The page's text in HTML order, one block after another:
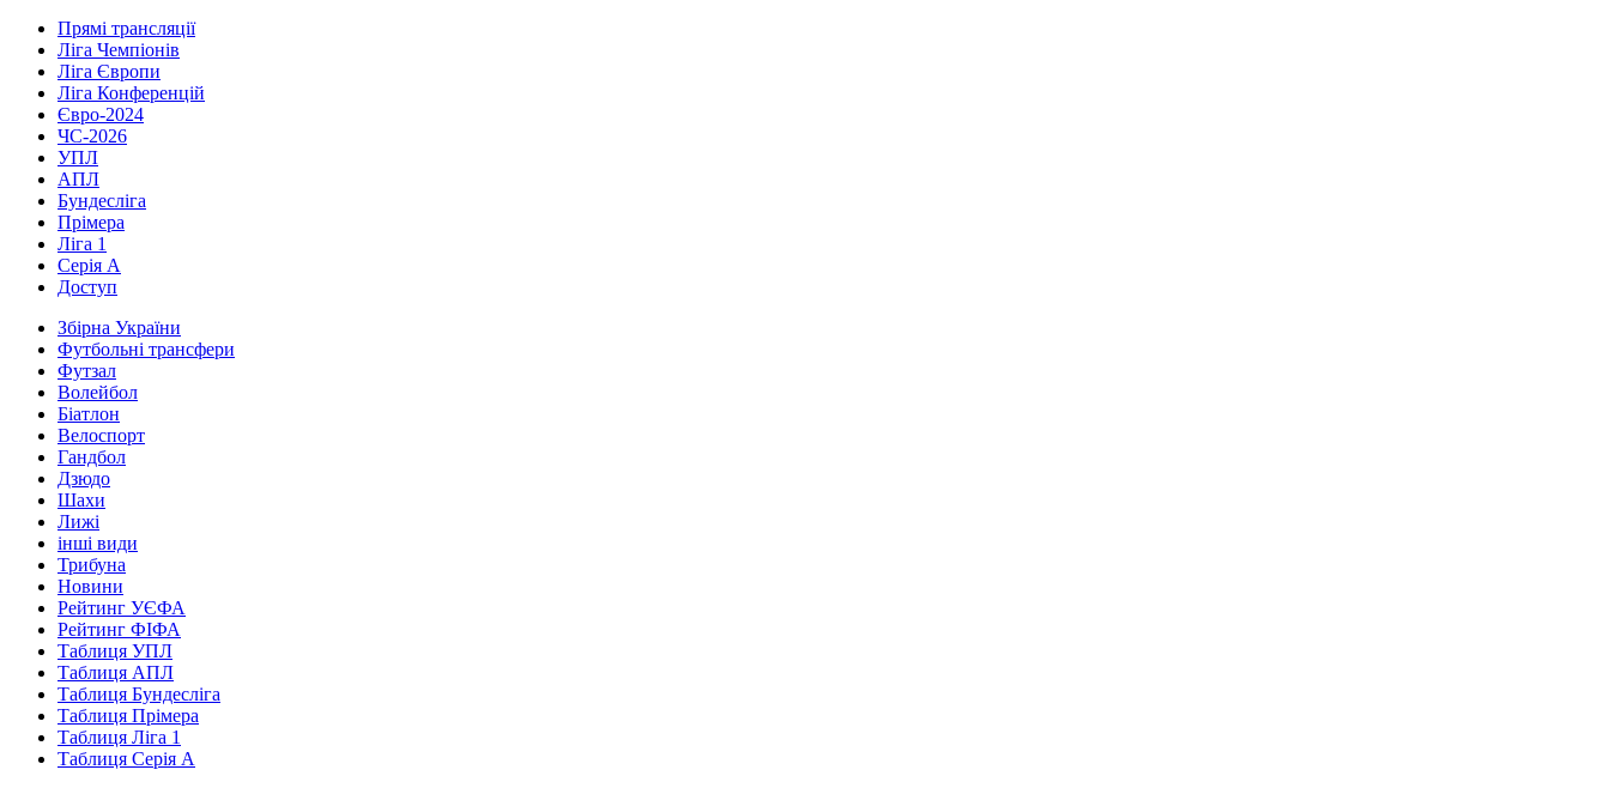
Прямі трансляції
Ліга Чемпіонів
Ліга Європи
Ліга Конференцій
Євро-2024
ЧС-2026
УПЛ
АПЛ
Бундесліга
Прімера
Ліга 1
Серія А
Доступ
Збірна України
Футбольні трансфери
Футзал
Волейбол
Біатлон
Велоспорт
Гандбол
Дзюдо
Шахи
Лижі
інші види
Трибуна
Новини
Рейтинг УЄФА
Рейтинг ФІФА
Таблиця УПЛ
Таблиця АПЛ
Таблиця Бундесліга
Таблиця Прімера
Таблиця Ліга 1
Таблиця Серія А